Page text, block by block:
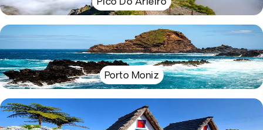
Porto Moniz